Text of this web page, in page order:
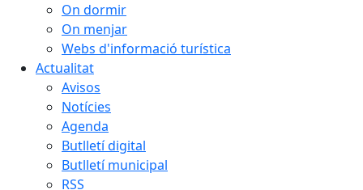
On dormir
On menjar
Webs d'informació turística
Actualitat
Avisos
Notícies
Agenda
Butlletí digital
Butlletí municipal
RSS